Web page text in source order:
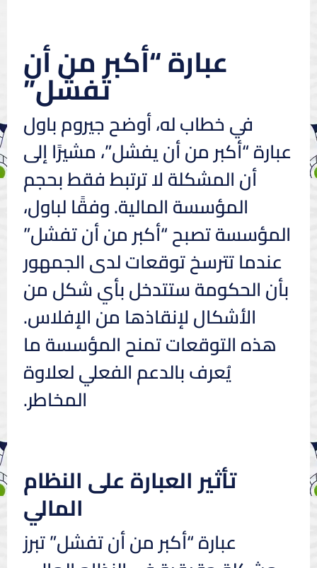
عبارة “أكبر من أن
تفشل”
في خطاب له، أوضح جيروم باول
عبارة “أكبر من أن يفشل”، مشيرًا إلى
أن المشكلة لا ترتبط فقط بحجم
المؤسسة المالية. وفقًا لباول،
المؤسسة تصبح “أكبر من أن تفشل”
عندما تترسخ توقعات لدى الجمهور
بأن الحكومة ستتدخل بأي شكل من
الأشكال لإنقاذها من الإفلاس.
هذه التوقعات تمنح المؤسسة ما
يُعرف بالدعم الفعلي لعلاوة
المخاطر.
تأثير العبارة على النظام
المالي
عبارة “أكبر من أن تفشل” تبرز